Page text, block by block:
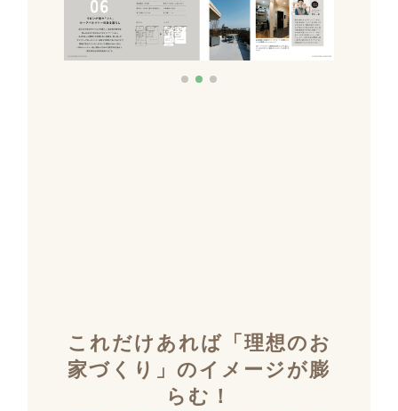
これだけあれば「理想のお
家づくり」のイメージが膨
らむ！